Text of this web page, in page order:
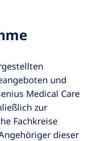
und
Medical Care
zur
Fachkreise
dieser